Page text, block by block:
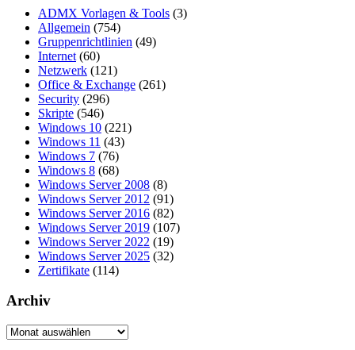
ADMX Vorlagen & Tools (3)
Allgemein (754)
Gruppenrichtlinien (49)
Internet (60)
Netzwerk (121)
Office & Exchange (261)
Security (296)
Skripte (546)
Windows 10 (221)
Windows 11 (43)
Windows 7 (76)
Windows 8 (68)
Windows Server 2008 (8)
Windows Server 2012 (91)
Windows Server 2016 (82)
Windows Server 2019 (107)
Windows Server 2022 (19)
Windows Server 2025 (32)
Zertifikate (114)
Archiv
Archiv